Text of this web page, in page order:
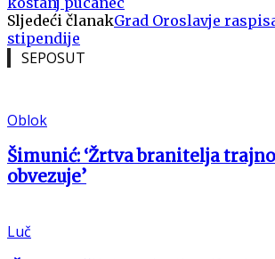
Sljedeći članakGrad Oroslavje
stipendije
SEPOSUT
Oblok
Šimunić: ‘Žrtva branitelja
obvezuje’
Luč